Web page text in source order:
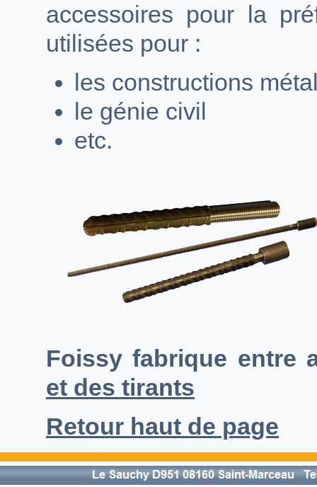
accessoires pour la
utilisées pour :
les constructions
le génie civil
etc.
Foissy fabrique entre
et des tirants
Retour haut de page